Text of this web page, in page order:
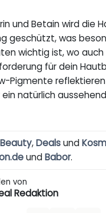
und Betain wird die
geschützt, was
wichtig ist, wo auch
für dein
Pigmente
natürlich
Beauty,Dealsund
undBabor.
von
Redaktion